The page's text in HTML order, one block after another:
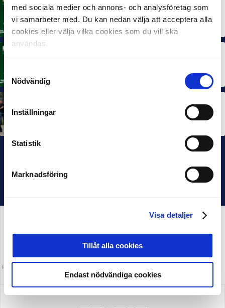
med sociala medier och annons- och analysföretag som
vi samarbeter med. Du kan nedan välja att acceptera alla
cookies eller välja vilka cookies som du vill ska
användas.
Samtyckesval
Nödvändig
Inställningar
Statistik
Marknadsföring
Visa detaljer
Tillåt alla cookies
Endast nödvändiga cookies
MÅNADENS SPELARE
Rösta på Månadens Spelare i juni
3 JUL 2026
IFK Göteborg stängde till i Ligacupens P19-final
HUVUDPARTNER OCH PRESENTING PARTNER
ALLSVENSKAN